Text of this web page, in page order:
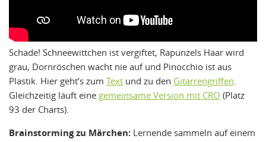
Schade! Schneewittchen ist vergiftet, Rapunzels Haar wird
grau, Dornröschen wacht nie auf und Pinocchio ist aus
Plastik. Hier geht’s zum Text und zu den Gitarrengriffen
Gleichzeitig läuft eine gemeinsame Version mit CRO (Platz
93 der Charts).
Brainstorming zu Märchen: Lernende sammeln auf einem